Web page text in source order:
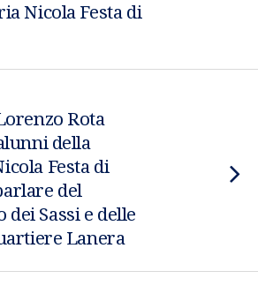
Nicola Festa di
Rota
della
Festa di
del
dei Sassi e delle
Lanera